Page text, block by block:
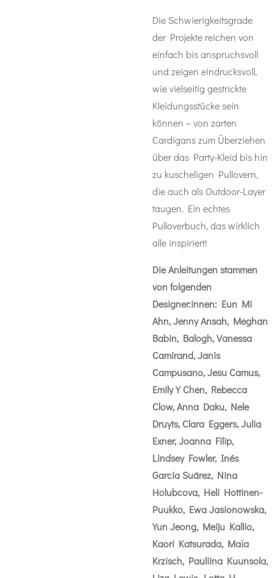
Die Schwierigkeitsgrade
der Projekte reichen von
einfach bis anspruchsvoll
und zeigen eindrucksvoll,
wie vielseitig gestrickte
Kleidungsstücke sein
können – von zarten
Cardigans zum Überziehen
über das Party-Kleid bis hin
zu kuscheligen Pullovern,
die auch als Outdoor-Layer
taugen. Ein echtes
Pulloverbuch, das wirklich
alle inspiriert!
Die Anleitungen stammen
von folgenden
Designer:innen: Eun Mi
Ahn, Jenny Ansah, Meghan
Babin, Balogh, Vanessa
Camirand, Janis
Campusano, Jesu Camus,
Emily Y Chen, Rebecca
Clow, Anna Daku, Nele
Druyts, Clara Eggers, Julia
Exner, Joanna Filip,
Lindsey Fowler, Inés
García Suárez, Nina
Holubcova, Heli Hottinen-
Puukko, Ewa Jasionowska,
Yun Jeong, Meiju Kallio,
Kaori Katsurada, Maïa
Krzisch, Pauliina Kuunsola,